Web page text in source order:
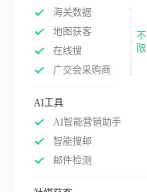
海关数据
地图获客
在线搜
广交会采购商
不
限
AI工具
AI智能营销助手
智能搜邮
邮件检测